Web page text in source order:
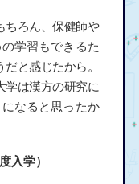
ちろん、保健師や
学習もできるた
と感じたから。
学は漢方の研究に
なると思ったか
入学）